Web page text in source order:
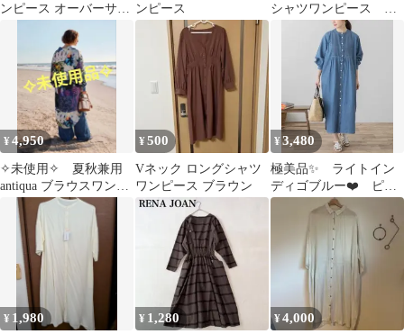
ンピース オーバーサイ
ンピース
シャツワンピース レ
ギュラーカラー 前開
き 上品 ネイビーF
¥4,950
✧未使用✧ 夏秋兼用
antiqua ブラウスワンピ
ース
¥500
Vネック ロングシャツ
ワンピース ブラウン
¥3,480
極美品✨ ライトイン
ディゴブルー❤️ ピン
タックヨークデニムシ
ャツワンピース
¥ 1,980 ¥ 1,280 ¥4,000